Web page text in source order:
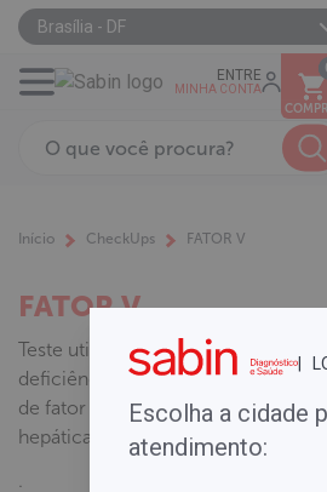
Brasília - DF
ENTRE
MINHA CONTA
Início CheckUps FATOR V
FATOR V
Teste utilizado no diagnóstico de
deficiências congênitas e adquiridas
de fator V, avaliação da função
hepática e do tempo de
|
Escolha a cidade
atendimento: